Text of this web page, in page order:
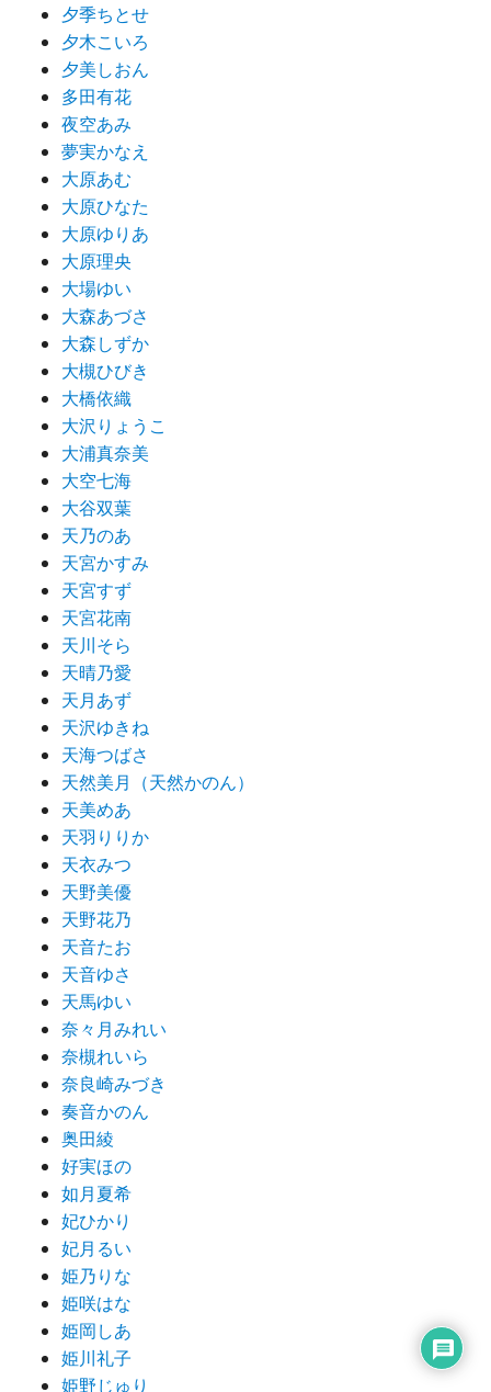
夕季ちとせ
夕木こいろ
夕美しおん
多田有花
夜空あみ
夢実かなえ
大原あむ
大原ひなた
大原ゆりあ
大原理央
大場ゆい
大森あづさ
大森しずか
大槻ひびき
大橋依織
大沢りょうこ
大浦真奈美
大空七海
大谷双葉
天乃のあ
天宮かすみ
天宮すず
天宮花南
天川そら
天晴乃愛
天月あず
天沢ゆきね
天海つばさ
天然美月（天然かのん）
天美めあ
天羽りりか
天衣みつ
天野美優
天野花乃
天音たお
天音ゆさ
天馬ゆい
奈々月みれい
奈槻れいら
奈良崎みづき
奏音かのん
奥田綾
好実ほの
如月夏希
妃ひかり
妃月るい
姫乃りな
姫咲はな
姫岡しあ
姫川礼子
姫野じゅり